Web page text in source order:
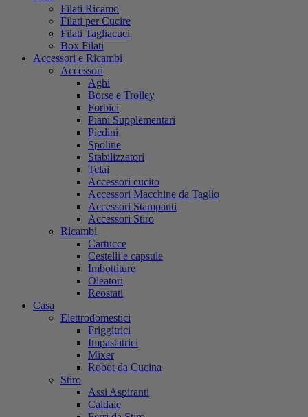
Filati Ricamo
Filati per Cucire
Filati Tagliacuci
Box Filati
Accessori e Ricambi
Accessori
Aghi
Borse e Trolley
Forbici
Piani Supplementari
Piedini
Spoline
Stabilizzatori
Telai
Accessori cucito
Accessori Macchine da Taglio
Accessori Stampanti
Accessori Stiro
Ricambi
Cartucce
Cestelli e capsule
Imbottiture
Oleatori
Reostati
Casa
Elettrodomestici
Friggitrici
Impastatrici
Mixer
Robot da Cucina
Stiro
Assi Aspiranti
Caldaie